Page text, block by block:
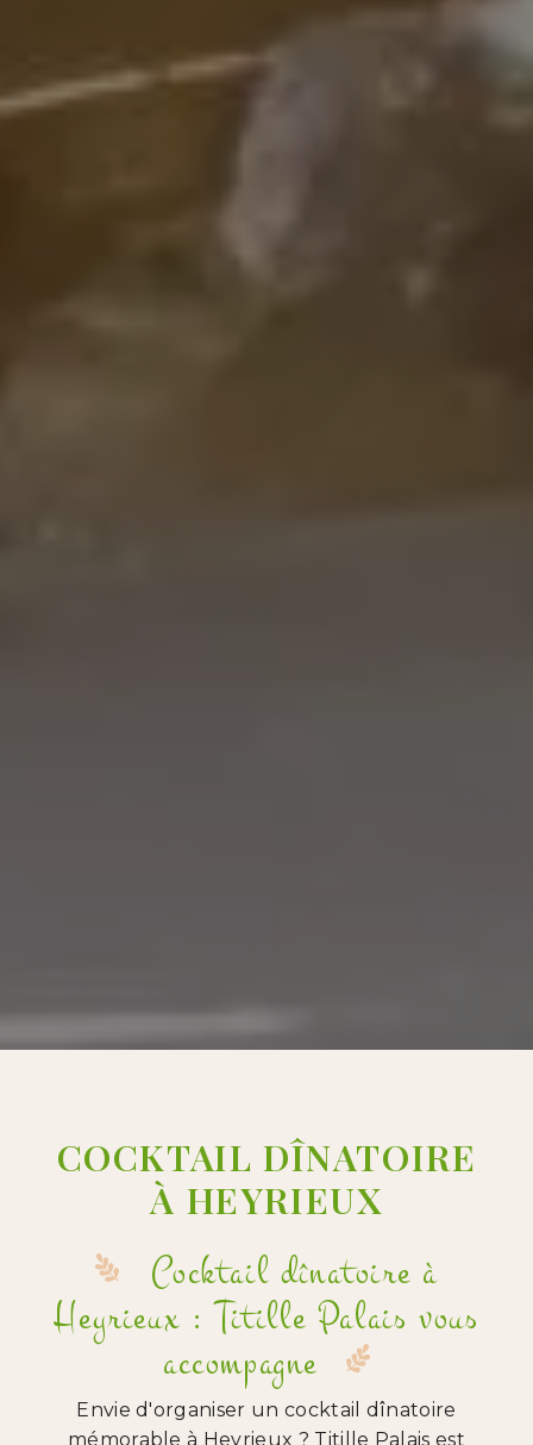
COCKTAIL DÎNATOIRE
À HEYRIEUX
Cocktail dînatoire à
Heyrieux : Titille Palais vous
accompagne
Envie d'organiser un cocktail dînatoire
mémorable à Heyrieux ? Titille Palais est